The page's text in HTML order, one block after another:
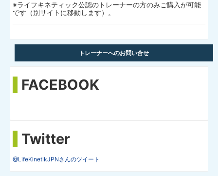
※ライフキネティック公認のトレーナーの方のみご購入が可能
です（別サイトに移動します）。
トレーナーへのお問い合せ
FACEBOOK
Twitter
@LifeKinetikJPNさんのツイート